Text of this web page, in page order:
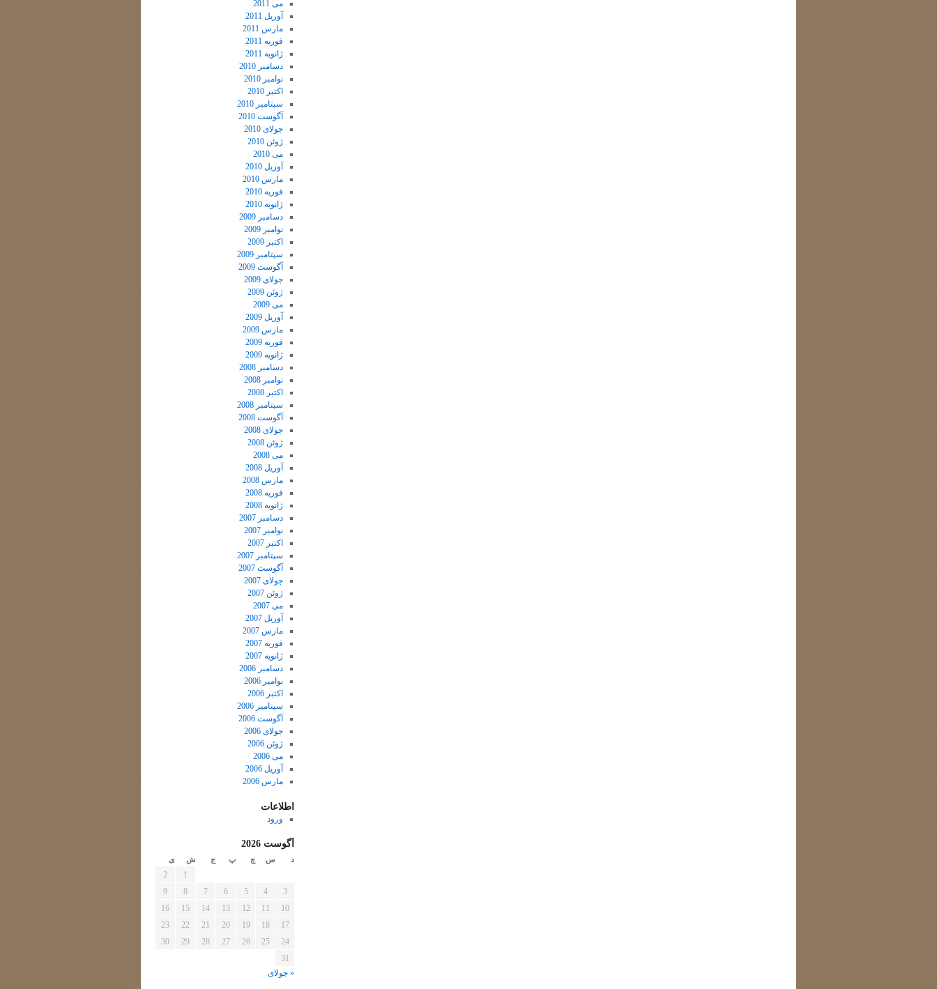
می 2011
آوریل 2011
مارس 2011
فوریه 2011
ژانویه 2011
دسامبر 2010
نوامبر 2010
اکتبر 2010
سپتامبر 2010
آگوست 2010
جولای 2010
ژوئن 2010
می 2010
آوریل 2010
مارس 2010
فوریه 2010
ژانویه 2010
دسامبر 2009
نوامبر 2009
اکتبر 2009
سپتامبر 2009
آگوست 2009
جولای 2009
ژوئن 2009
می 2009
آوریل 2009
مارس 2009
فوریه 2009
ژانویه 2009
دسامبر 2008
نوامبر 2008
اکتبر 2008
سپتامبر 2008
آگوست 2008
جولای 2008
ژوئن 2008
می 2008
آوریل 2008
مارس 2008
فوریه 2008
ژانویه 2008
دسامبر 2007
نوامبر 2007
اکتبر 2007
سپتامبر 2007
آگوست 2007
جولای 2007
ژوئن 2007
می 2007
آوریل 2007
مارس 2007
فوریه 2007
ژانویه 2007
دسامبر 2006
نوامبر 2006
اکتبر 2006
سپتامبر 2006
آگوست 2006
جولای 2006
ژوئن 2006
می 2006
آوریل 2006
مارس 2006
اطلاعات
ورود
آگوست 2026
د س چ پ ج ش ی
1
2
3
4
5
6
7
8
9
10
11
12
13
14
15
16
17
18
19
20
21
22
23
24
25
26
27
28
29
30
31
« جولای